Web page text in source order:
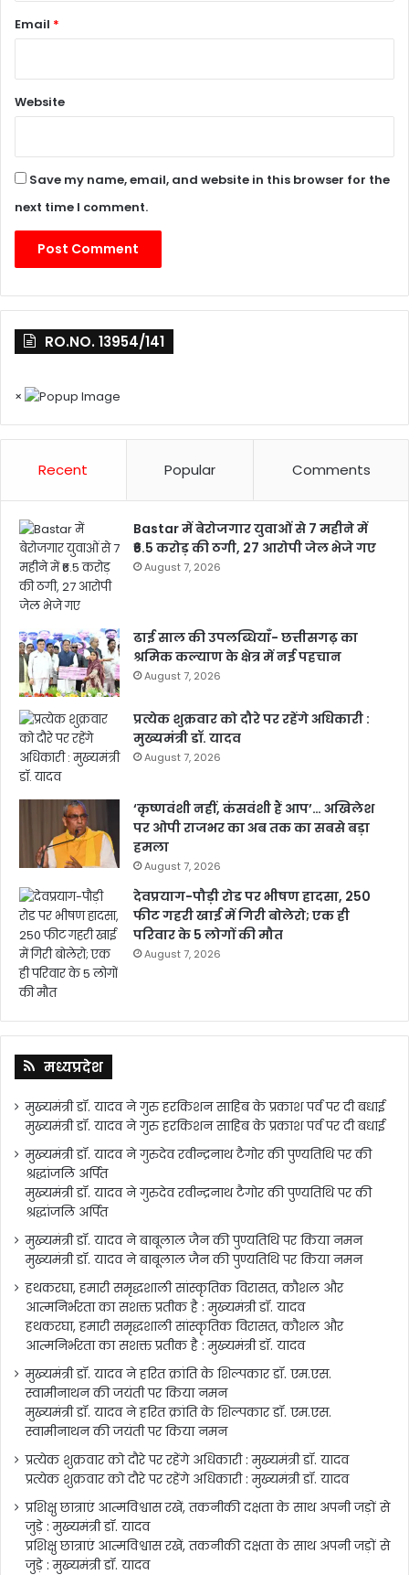
Email *
Website
Save my name, email, and website in this browser for the
next time I comment.
RO.NO. 13954/141
×
Recent Popular Comments
Bastar में बेरोजगार युवाओं से 7 महीने में
₹6.5 करोड़ की ठगी, 27 आरोपी जेल भेजे गए
August 7, 2026
ढाई साल की उपलब्धियाँ- छत्तीसगढ़ का
श्रमिक कल्याण के क्षेत्र में नई पहचान
August 7, 2026
प्रत्येक शुक्रवार को दौरे पर रहेंगे अधिकारी :
मुख्यमंत्री डॉ. यादव
August 7, 2026
‘कृष्णवंशी नहीं, कंसवंशी हैं आप’… अखिलेश
पर ओपी राजभर का अब तक का सबसे बड़ा
हमला
August 7, 2026
देवप्रयाग-पौड़ी रोड पर भीषण हादसा, 250
फीट गहरी खाई में गिरी बोलेरो; एक ही
परिवार के 5 लोगों की मौत
August 7, 2026
मध्यप्रदेश
मुख्यमंत्री डॉ. यादव ने गुरु हरकिशन साहिब के प्रकाश पर्व पर दी बधाई
मुख्यमंत्री डॉ. यादव ने गुरु हरकिशन साहिब के प्रकाश पर्व पर दी बधाई
मुख्यमंत्री डॉ. यादव ने गुरुदेव रवीन्द्रनाथ टैगोर की पुण्यतिथि पर की
श्रद्धांजलि अर्पित
मुख्यमंत्री डॉ. यादव ने गुरुदेव रवीन्द्रनाथ टैगोर की पुण्यतिथि पर की
श्रद्धांजलि अर्पित
मुख्यमंत्री डॉ. यादव ने बाबूलाल जैन की पुण्यतिथि पर किया नमन
मुख्यमंत्री डॉ. यादव ने बाबूलाल जैन की पुण्यतिथि पर किया नमन
हथकरघा, हमारी समृद्धशाली सांस्कृतिक विरासत, कौशल और
आत्मनिर्भरता का सशक्त प्रतीक है : मुख्यमंत्री डॉ. यादव
हथकरघा, हमारी समृद्धशाली सांस्कृतिक विरासत, कौशल और
आत्मनिर्भरता का सशक्त प्रतीक है : मुख्यमंत्री डॉ. यादव
मुख्यमंत्री डॉ. यादव ने हरित क्रांति के शिल्पकार डॉ. एम.एस.
स्वामीनाथन की जयंती पर किया नमन
मुख्यमंत्री डॉ. यादव ने हरित क्रांति के शिल्पकार डॉ. एम.एस.
स्वामीनाथन की जयंती पर किया नमन
प्रत्येक शुक्रवार को दौरे पर रहेंगे अधिकारी : मुख्यमंत्री डॉ. यादव
प्रत्येक शुक्रवार को दौरे पर रहेंगे अधिकारी : मुख्यमंत्री डॉ. यादव
प्रशिक्षु छात्राएं आत्मविश्वास रखें, तकनीकी दक्षता के साथ अपनी जड़ों से
जुड़े : मुख्यमंत्री डॉ. यादव
प्रशिक्षु छात्राएं आत्मविश्वास रखें, तकनीकी दक्षता के साथ अपनी जड़ों से
जुड़े : मुख्यमंत्री डॉ. यादव